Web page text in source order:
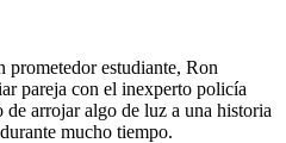
prometedor estudiante, Ron
pareja con el inexperto policía
arrojar algo de luz a una historia
mucho tiempo.